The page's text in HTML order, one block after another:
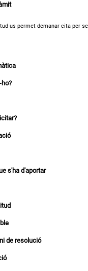
us permet demanar cita per
ho?
s'ha d'aportar
de resolució